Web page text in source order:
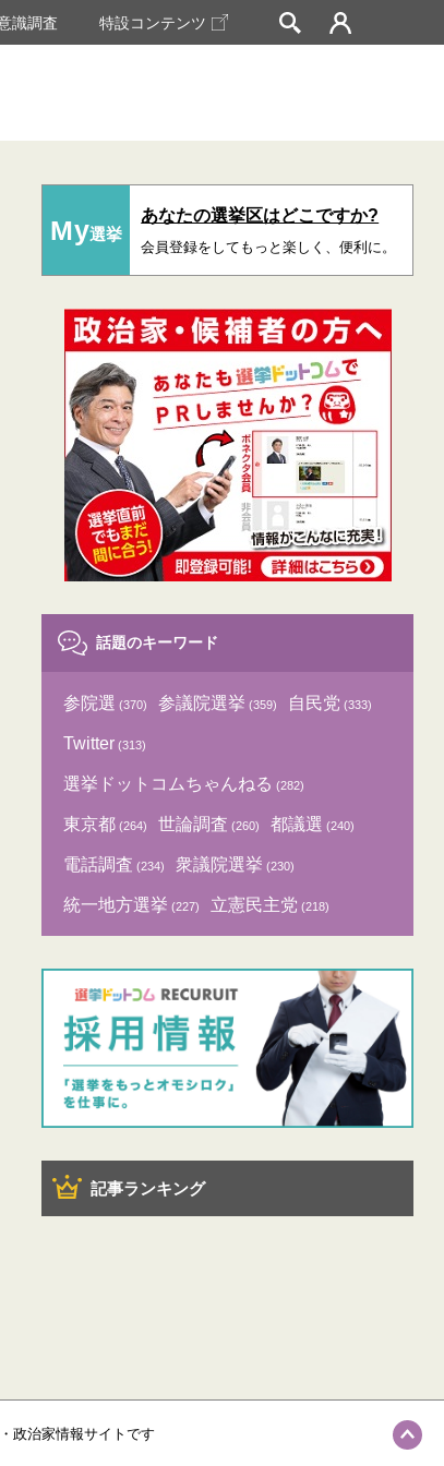
識調査 特設コンテンツ
My選挙
あなたの選挙区はどこですか?
会員登録をしてもっと楽しく、便利に。
話題のキーワード
参院選 (370) 参議院選挙 (359) 自民党 (333)
Twitter (313)
選挙ドットコムちゃんねる (282)
東京都 (264) 世論調査 (260) 都議選 (240)
電話調査 (234) 衆議院選挙 (230)
統一地方選挙 (227) 立憲民主党 (218)
記事ランキング
政治家情報サイトです